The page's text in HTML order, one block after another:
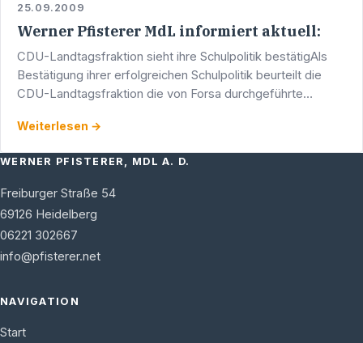
25.09.2009
Werner Pfisterer MdL informiert aktuell:
CDU-Landtagsfraktion sieht ihre Schulpolitik bestätigAls
Bestätigung ihrer erfolgreichen Schulpolitik beurteilt die
CDU-Landtagsfraktion die von Forsa durchgeführte
…
Weiterlesen →
WERNER PFISTERER, MDL A. D.
Freiburger Straße 54
69126 Heidelberg
06221 302667
info@pfisterer.net
NAVIGATION
Start